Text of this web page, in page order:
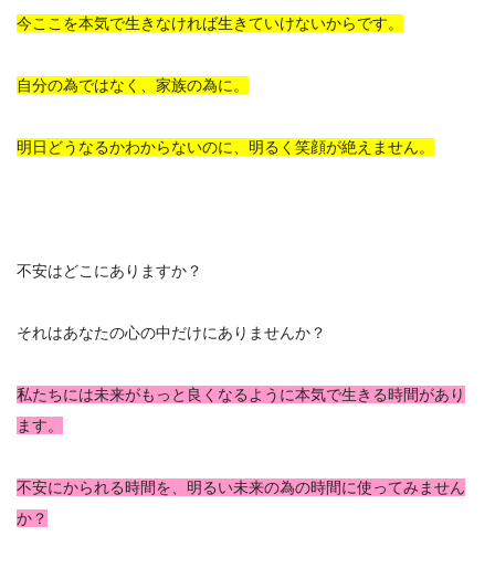
今ここを本気で生きなければ生きていけないからです。
自分の為ではなく、家族の為に。
明日どうなるかわからないのに、明るく笑顔が絶えません。
不安はどこにありますか？
それはあなたの心の中だけにありませんか？
私たちには未来がもっと良くなるように本気で生きる時間があり
ます。
不安にかられる時間を、明るい未来の為の時間に使ってみません
か？